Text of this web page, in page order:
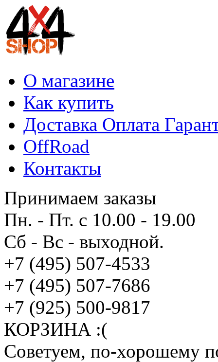
О магазине
Как купить
Доставка Оплата
OffRoad
Контакты
Принимаем заказы
Пн. - Пт. с 10.00 - 19.00
Сб - Вс - выходной.
+7 (495) 507-4533
+7 (495) 507-7686
+7 (925) 500-9817
КОРЗИНА :(
Советуем, по-хорошему